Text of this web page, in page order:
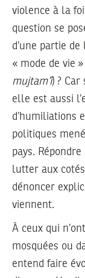
violence à la
question se
d’une partie
« mode de vie
mujtam‘î) ?
elle est aussi
d’humiliations
politiques
pays.
lutter aux
dénoncer
viennent.
À ceux qui
mosquées ou
entend faire